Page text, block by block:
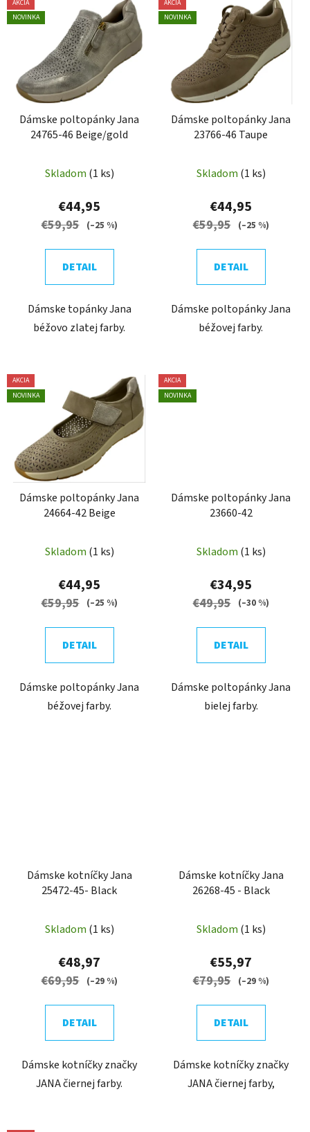
n
ý
AKCIA
NOVINKA
Dámske poltopánky Jana
24765-46 Beige/gold
Skladom (1 ks)
€44,95
€59,95 (–25 %)
DETAIL
Dámske topánky Jana
béžovo zlatej farby.
AKCIA
NOVINKA
Dámske poltopánky Jana
23766-46 Taupe
Skladom (1 ks)
€44,95
€59,95 (–25 %)
DETAIL
Dámske poltopánky Jana
béžovej farby.
AKCIA
NOVINKA
Dámske poltopánky Jana
24664-42 Beige
Skladom (1 ks)
€44,95
€59,95 (–25 %)
DETAIL
Dámske poltopánky Jana
béžovej farby.
AKCIA
NOVINKA
Dámske poltopánky Jana
23660-42
Skladom (1 ks)
€34,95
€49,95 (–30 %)
DETAIL
Dámske poltopánky Jana
bielej farby.
Dámske kotníčky Jana
25472-45- Black
Skladom (1 ks)
€48,97
€69,95 (–29 %)
DETAIL
Dámske kotníčky značky
JANA čiernej farby.
Dámske kotníčky Jana
26268-45 - Black
Skladom (1 ks)
€55,97
€79,95 (–29 %)
DETAIL
Dámske kotníčky značky
JANA čiernej farby,